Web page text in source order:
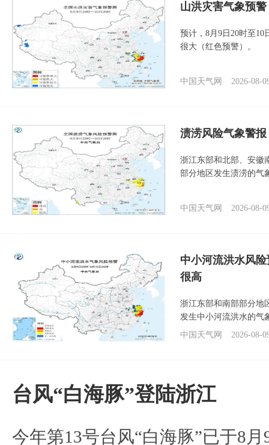
山洪灾害气象预
预计，8月9日20时至
很大（红色预警）。
中国天气网 2026-08-
渍涝风险气象警
浙江东部和北部、安徽
部分地区发生渍涝的气
中国天气网 2026-08-
中小河流洪水风
很高
浙江东部和南部部分地
发生中小河流洪水的气
中国天气网
2026-08-
台风“白海豚”登陆浙江
今年第13号台风“白海豚”已于8